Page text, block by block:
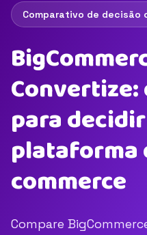
Comparativo de decisão
para
plataforma
commerce
Compare